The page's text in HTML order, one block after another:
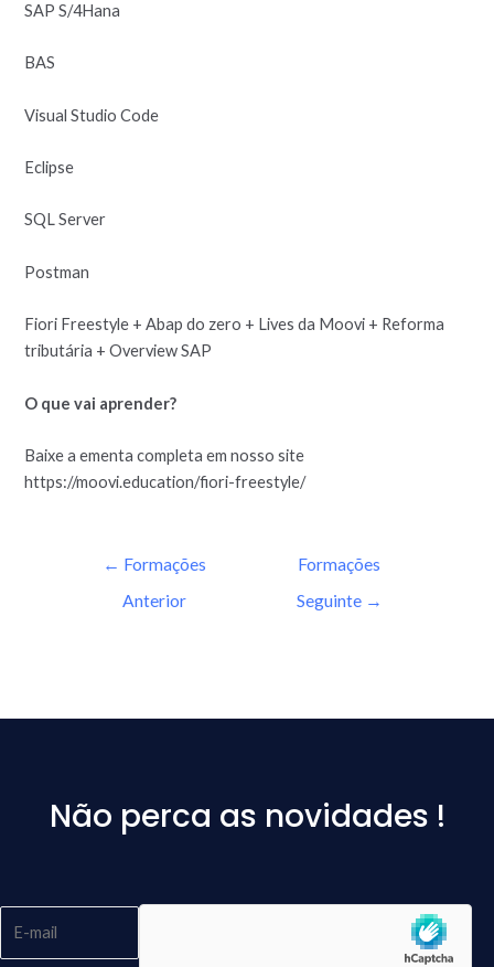
SAP S/4Hana
BAS
Visual Studio Code
Eclipse
SQL Server
Postman
Fiori Freestyle + Abap do zero + Lives da Moovi + Reforma
tributária + Overview SAP
O que vai aprender?
Baixe a ementa completa em nosso site
https://moovi.education/fiori-freestyle/
← Formações
Anterior
Formações
Seguinte →
Não perca as novidades !